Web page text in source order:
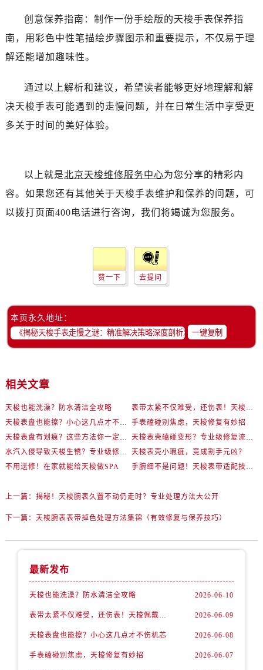
创意保养指南：制作一份手绘版的天梭手表保养指
南，用彩色中性笔描绘步骤图示和重要提示，不仅易于理
解还能增加趣味性。
通过以上解析和建议，希望读者能够更好地理解和解
决天梭手表可能遇到的走慢问题，并在日常生活中享受更
多关于时间的美好体验。
以上就是北京天梭维修服务中心为您分享的精彩内
容。如果您还有其他关于天梭手表维护和保养的问题，可
以拨打页面400电话进行咨询，我们将竭诚为您服务。
赞一下 去提问
本页永久地址：
一键复制
相关文章
天梭也能洗澡？防水清洁全攻略
手表磕碰别焦虑，天梭修复有妙招
天梭表壳小瑕疵，竟成割手元凶？
不用送修！在家就能给天梭做SPA
上一篇： 揭秘！天梭腕表久置不动仍走时？专业处理方法大公开
下一篇： 天梭腕表表带掉色处理方法集锦（有效修复与保养技巧）
最新发布
天梭也能洗澡？防水清洁全攻略 2026-06-10
2026-06-09
天梭表盘也能擦？小心这几点才不伤机芯 2026-06-08
手表磕碰别焦虑，天梭修复有妙招 2026-06-07